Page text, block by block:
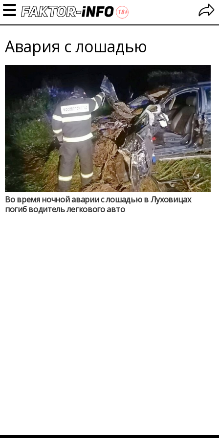
Авария с лошадью
Во время ночной аварии с лошадью в Луховицах
погиб водитель легкового авто